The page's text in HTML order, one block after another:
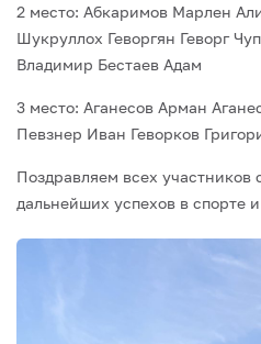
2 место: Абкаримов Марлен
Шукруллох Геворгян Геворг
Владимир Бестаев Адам
3 место: Аганесов Арман
Певзнер Иван Геворков
Поздравляем всех
дальнейших успехов в спорте